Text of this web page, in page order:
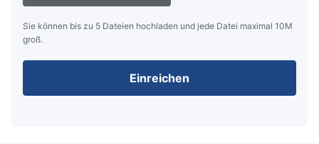
Sie können bis zu 5 Dateien hochladen und jede Datei maximal 10M
groß.
Einreichen